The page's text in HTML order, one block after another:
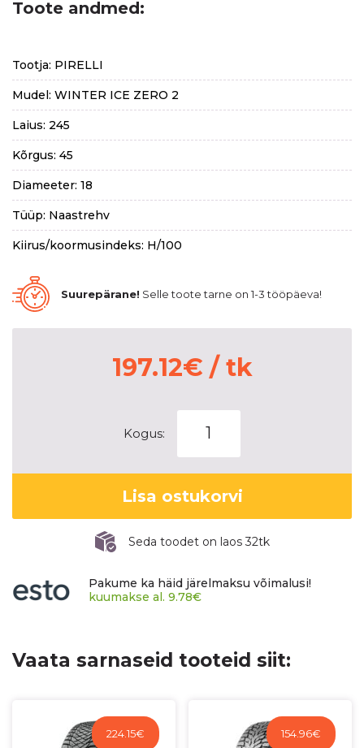
Toote andmed:
Tootja: PIRELLI
Mudel: WINTER ICE ZERO 2
Laius: 245
Kõrgus: 45
Diameeter: 18
Tüüp: Naastrehv
Kiirus/koormusindeks: H/100
Suurepärane! Selle toote tarne on 1-3 tööpäeva!
197.12€ / tk
Kogus:
WINTER
ICE
ZERO
2
kogus
Lisa ostukorvi
Seda toodet on laos 32tk
Pakume ka häid järelmaksu võimalusi!
kuumakse al. 9.78€
Vaata sarnaseid tooteid siit:
224.15€ 154.96€